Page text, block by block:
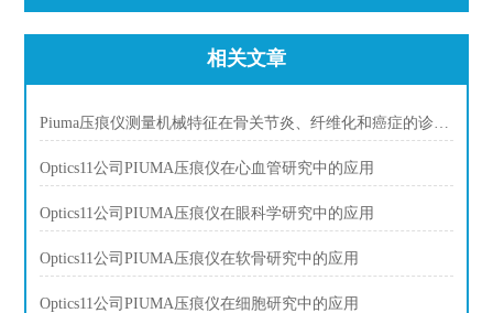
相关文章
Piuma压痕仪测量机械特征在骨关节炎、纤维化和癌症的诊断中发挥作用。
Optics11公司PIUMA压痕仪在心血管研究中的应用
Optics11公司PIUMA压痕仪在眼科学研究中的应用
Optics11公司PIUMA压痕仪在软骨研究中的应用
Optics11公司PIUMA压痕仪在细胞研究中的应用